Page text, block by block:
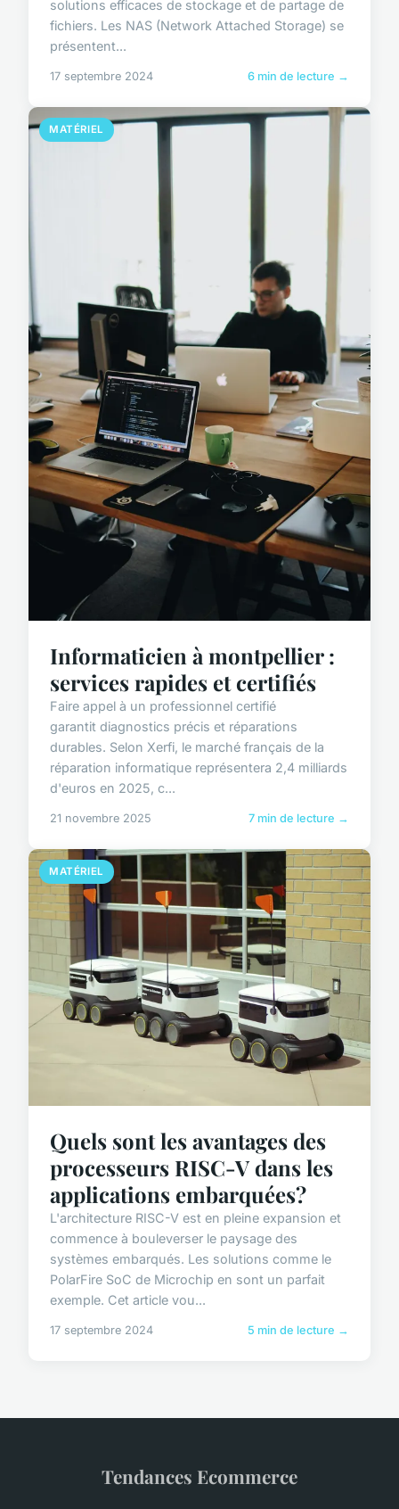
solutions efficaces de stockage et de partage de
fichiers. Les NAS (Network Attached Storage) se
présentent...
17 septembre 2024 6 min de lecture →
MATÉRIEL
Informaticien à montpellier :
services rapides et certifiés
Faire appel à un professionnel certifié
garantit diagnostics précis et réparations
durables. Selon Xerfi, le marché français de la
réparation informatique représentera 2,4 milliards
d'euros en 2025, c...
21 novembre 2025 7 min de lecture →
MATÉRIEL
Quels sont les avantages des
processeurs RISC-V dans les
applications embarquées?
L'architecture RISC-V est en pleine expansion et
commence à bouleverser le paysage des
systèmes embarqués. Les solutions comme le
PolarFire SoC de Microchip en sont un parfait
exemple. Cet article vou...
17 septembre 2024 5 min de lecture →
Tendances Ecommerce